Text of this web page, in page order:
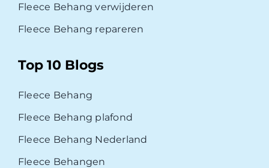
Fleece Behang verwijderen
Fleece Behang repareren
Top 10 Blogs
Fleece Behang
Fleece Behang plafond
Fleece Behang Nederland
Fleece Behangen